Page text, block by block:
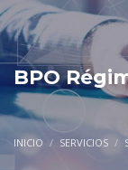
INICIO SERVICIOS
BPO